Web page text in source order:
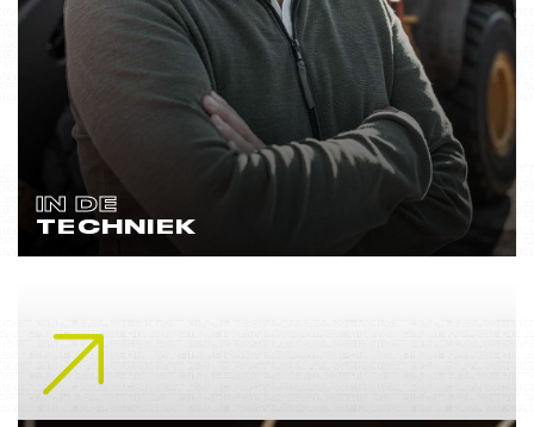
IN DE
TECHNIEK